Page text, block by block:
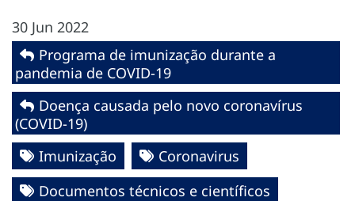
30 Jun 2022
Programa de imunização durante a
pandemia de COVID-19
Doença causada pelo novo coronavírus
(COVID-19)
Imunização
Coronavirus
Documentos técnicos e científicos